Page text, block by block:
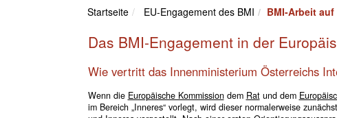
Startseite EU-Engagement des BMI BMI-Arbeit auf
Das BMI-Engagement in der
Wie vertritt das Innenministerium Österreichs
Wenn die Europäische Kommissiondem Ratund dem
im Bereich „Inneres“ vorlegt, wird dieser normalerweise